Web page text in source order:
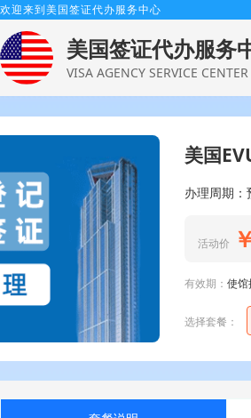
欢迎来到美国签证代办服务中心
美国签证代办服务
VISA AGENCY SERVICE CENTER
美国
办理周期
活动价
有效期： 使馆
选择套餐：